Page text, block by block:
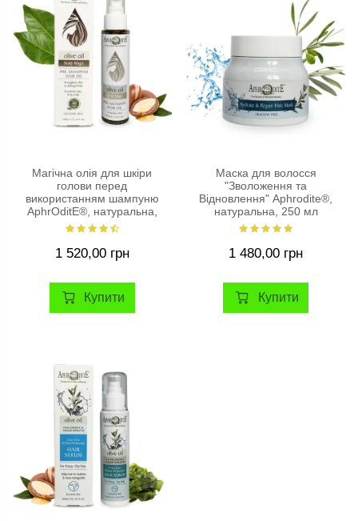
Магічна олія для шкіри
голови перед
використанням шампуню
AphrOditE®, натуральна,
100 мл.
1 520,00 грн
Купити
Маска для волосся
"Зволоження та
Відновлення" Aphrodite®,
натуральна, 250 мл
1 480,00 грн
Купити